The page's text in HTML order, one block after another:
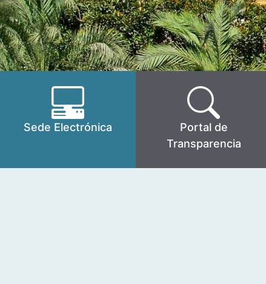
Sede Electrónica
Portal de
Transparencia